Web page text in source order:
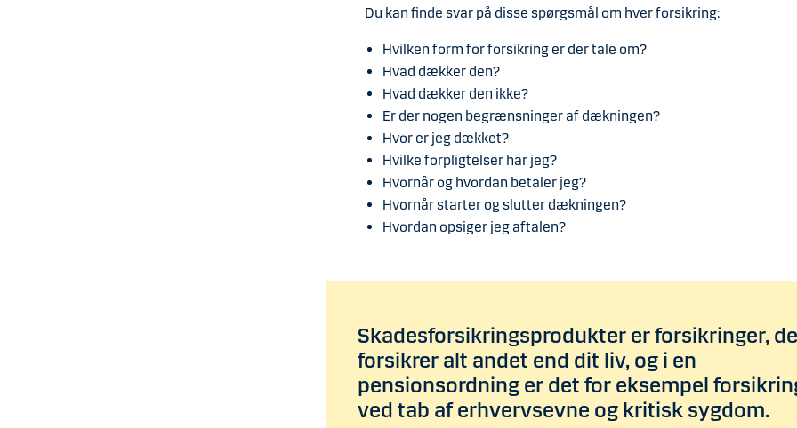
Du kan finde svar på disse spørgsmål om hver forsikring:
Hvilken form for forsikring er der tale om?
Hvad dækker den?
Hvad dækker den ikke?
Er der nogen begrænsninger af dækningen?
Hvor er jeg dækket?
Hvilke forpligtelser har jeg?
Hvornår og hvordan betaler jeg?
Hvornår starter og slutter dækningen?
Hvordan opsiger jeg aftalen?
Skadesforsikringsprodukter er forsikringer,
forsikrer alt andet end dit liv, og i en
pensionsordning er det for eksempel
ved tab af erhvervsevne og kritisk sygdom.